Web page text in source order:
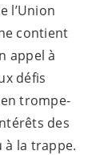
l’Union
contient
appel à
défis
trompe-
des
à la trappe.